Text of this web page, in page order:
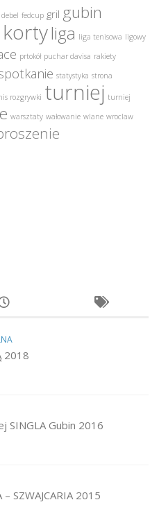
debel fedcup gril gubin
kortyliga liga tenisowa ligowy
prtokół puchar davisa rakiety
statystyka strona
rozgrywki turniej turniej
warsztaty wałowanie wlane wroclaw
2018
SINGLA Gubin 2016
SZWAJCARIA 2015